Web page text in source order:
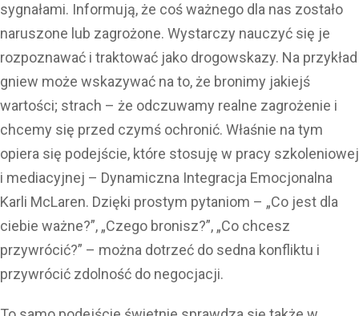
sygnałami. Informują, że coś ważnego dla nas zostało
naruszone lub zagrożone. Wystarczy nauczyć się je
rozpoznawać i traktować jako drogowskazy. Na przykład
gniew może wskazywać na to, że bronimy jakiejś
wartości; strach – że odczuwamy realne zagrożenie i
chcemy się przed czymś ochronić. Właśnie na tym
opiera się podejście, które stosuję w pracy szkoleniowej
i mediacyjnej – Dynamiczna Integracja Emocjonalna
Karli McLaren. Dzięki prostym pytaniom – „Co jest dla
ciebie ważne?”, „Czego bronisz?”, „Co chcesz
przywrócić?” – można dotrzeć do sedna konfliktu i
przywrócić zdolność do negocjacji.